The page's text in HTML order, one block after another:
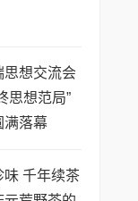
思想交流会
想范局”
满落幕
味 千年续茶